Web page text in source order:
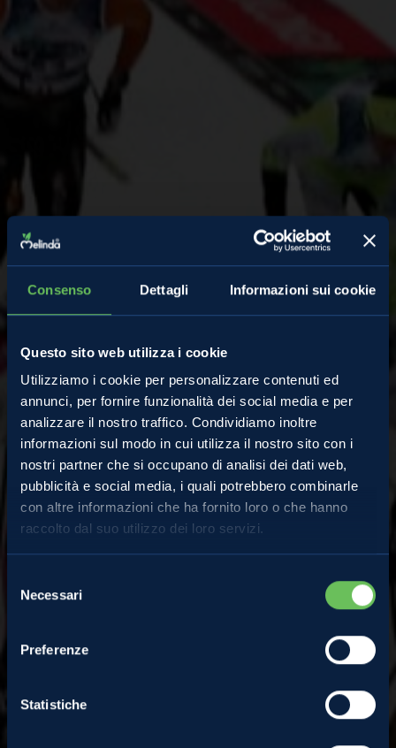
Consenso Dettagli Informazioni sui cookie
Questo sito web utilizza i cookie
Utilizziamo i cookie per personalizzare contenuti ed
annunci, per fornire funzionalità dei social media e per
analizzare il nostro traffico. Condividiamo inoltre
informazioni sul modo in cui utilizza il nostro sito con i
nostri partner che si occupano di analisi dei dati web,
pubblicità e social media, i quali potrebbero combinarle
con altre informazioni che ha fornito loro o che hanno
raccolto dal suo utilizzo dei loro servizi.
delNecessari
Preferenze
Statistiche
Comunicati Stampa
Melinda, fedele sponsor